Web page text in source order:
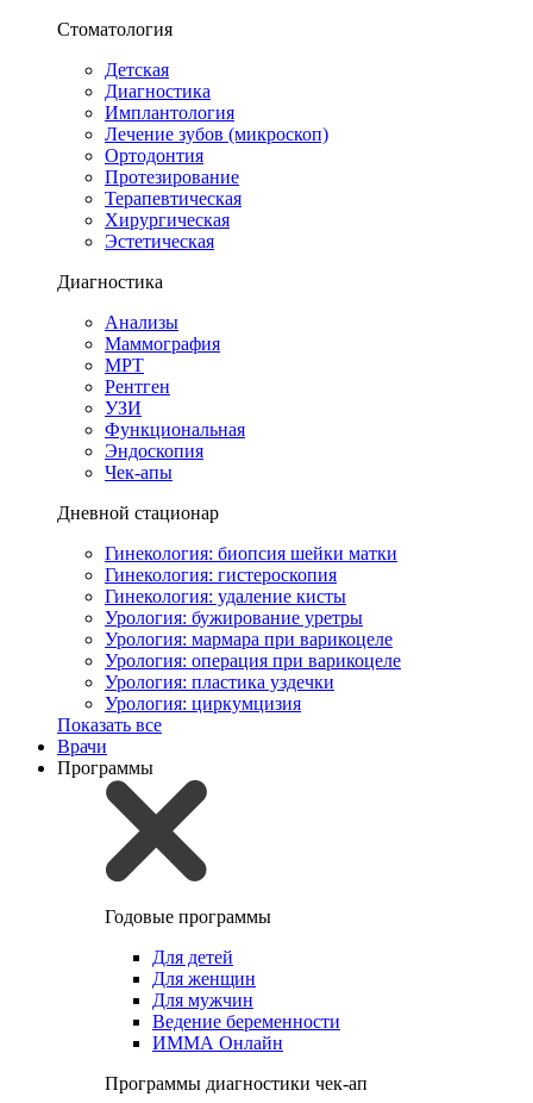
Стоматология
Детская
Диагностика
Имплантология
Лечение зубов (микроскоп)
Ортодонтия
Протезирование
Терапевтическая
Хирургическая
Эстетическая
Диагностика
Анализы
Маммография
МРТ
Рентген
УЗИ
Функциональная
Эндоскопия
Чек-апы
Дневной стационар
Гинекология: биопсия шейки матки
Гинекология: гистероскопия
Гинекология: удаление кисты
Урология: бужирование уретры
Урология: мармара при варикоцеле
Урология: операция при варикоцеле
Урология: пластика уздечки
Урология: циркумцизия
Показать все
Врачи
Программы
Годовые программы
Для детей
Для женщин
Для мужчин
Ведение беременности
ИММА Онлайн
Программы диагностики чек-ап